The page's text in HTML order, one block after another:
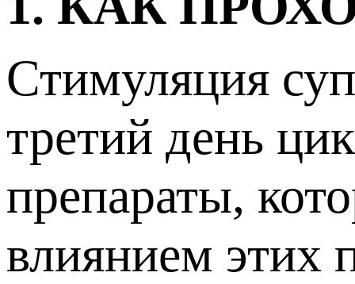
Стимуляция
третий день
препараты,
влиянием этих